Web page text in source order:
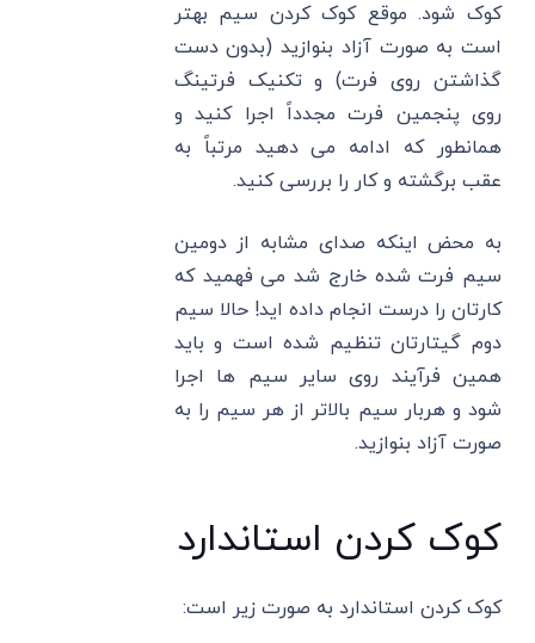
کوک شود. موقع کوک کردن سیم بهتر
است به صورت آزاد بنوازید (بدون دست
گذاشتن روی فرت) و تکنیک فرتینگ
روی پنجمین فرت مجدداً اجرا کنید و
همانطور که ادامه می دهید مرتباً به
عقب برگشته و کار را بررسی کنید.
به محض اینکه صدای مشابه از دومین
سیم فرت شده خارج شد می فهمید که
کارتان را درست انجام داده اید! حالا سیم
دوم گیتارتان تنظیم شده است و باید
همین فرآیند روی سایر سیم ها اجرا
شود و هربار سیم بالاتر از هر سیم را به
صورت آزاد بنوازید.
کوک کردن استاندارد
کوک کردن استاندارد به صورت زیر است: